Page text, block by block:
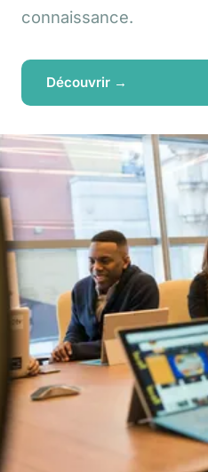
connaissance.
Découvrir →